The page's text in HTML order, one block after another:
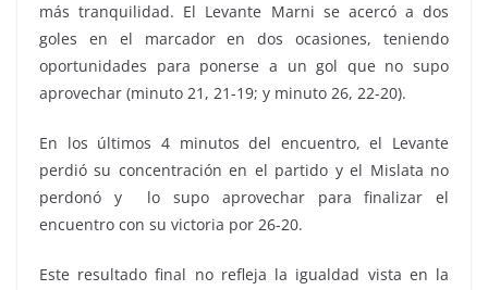
más tranquilidad. El Levante Marni se acercó a dos
goles en el marcador en dos ocasiones, teniendo
oportunidades para ponerse a un gol que no supo
aprovechar (minuto 21, 21-19; y minuto 26, 22-20).
En los últimos 4 minutos del encuentro, el Levante
perdió su concentración en el partido y el Mislata no
perdonó y lo supo aprovechar para finalizar el
encuentro con su victoria por 26-20.
Este resultado final no refleja la igualdad vista en la